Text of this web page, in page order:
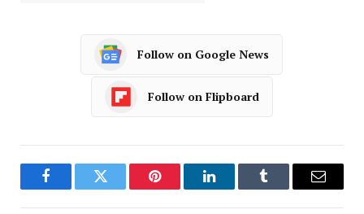
Follow on Google News
Follow on Flipboard
FacebookTwitter Pinterest LinkedInTumblr Email